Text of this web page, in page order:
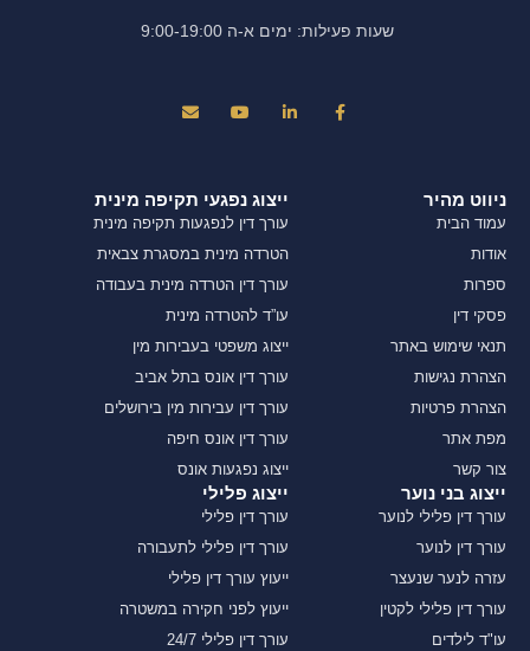
שעות פעילות: ימים א-ה 9:00-19:00
ניווט מהיר
עמוד הבית
אודות
ספרות
פסקי דין
תנאי שימוש באתר
הצהרת נגישות
הצהרת פרטיות
מפת אתר
צור קשר
ייצוג נפגעי תקיפה מינית
עורך דין לנפגעות תקיפה מינית
הטרדה מינית במסגרת צבאית
עורך דין הטרדה מינית בעבודה
עו”ד להטרדה מינית
ייצוג משפטי בעבירות מין
עורך דין אונס בתל אביב
עורך דין עבירות מין בירושלים
עורך דין אונס חיפה
ייצוג נפגעות אונס
ייצוג בני נוער
עורך דין פלילי לנוער
עורך דין לנוער
עזרה לנער שנעצר
עורך דין פלילי לקטין
עו"ד לילדים
ייצוג פלילי
עורך דין פלילי
עורך דין פלילי לתעבורה
ייעוץ עורך דין פלילי
ייעוץ לפני חקירה במשטרה
עורך דין פלילי 24/7